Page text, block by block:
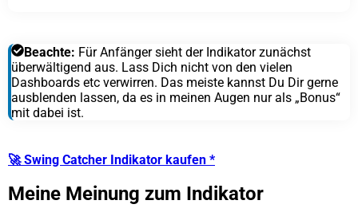
Beachte: Für Anfänger sieht der Indikator zunächst
überwältigend aus. Lass Dich nicht von den vielen
Dashboards etc verwirren. Das meiste kannst Du Dir gerne
ausblenden lassen, da es in meinen Augen nur als „Bonus“
mit dabei ist.
🚀 Swing Catcher Indikator kaufen *
Meine Meinung zum Indikator